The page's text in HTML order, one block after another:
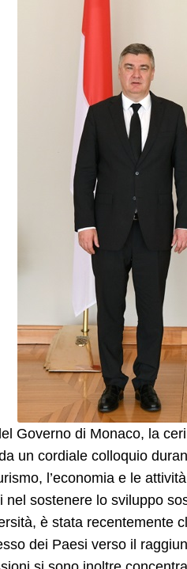
Governo di Monaco, la
un cordiale colloquio
l’economia e le
sostenere lo sviluppo
è stata recentemente
dei Paesi verso il